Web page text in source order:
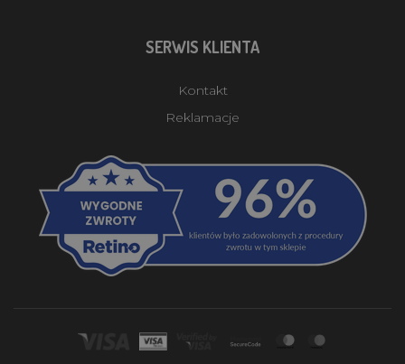
SERWIS KLIENTA
Kontakt
Reklamacje